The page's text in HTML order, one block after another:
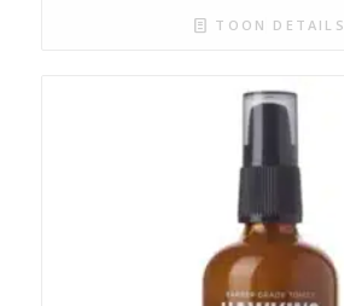
TOON DETAILS